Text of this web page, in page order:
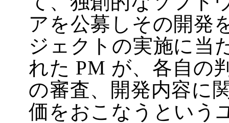
アを公募しその開発
ジェクトの実施に当
れた PM が、各自の
の審査、開発内容に
価をおこなうという